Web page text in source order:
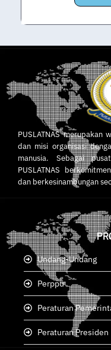
PUSLATNAS merupakan
dan misi organisasi
manusia. Sebagai
PUSLATNAS
dan berkesinambungan
Undang-Undang
Perppu
Peraturan
Peraturan Presiden